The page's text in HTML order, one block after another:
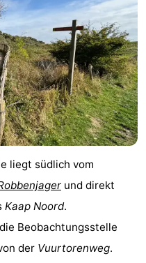
liegt südlich vom
und direkt
Kaap Noord.
Beobachtungsstelle
der Vuurtorenweg.